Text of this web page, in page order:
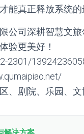
能真正释放系统
公司深耕智慧文
验更美好！
2301/
、剧院、乐园、